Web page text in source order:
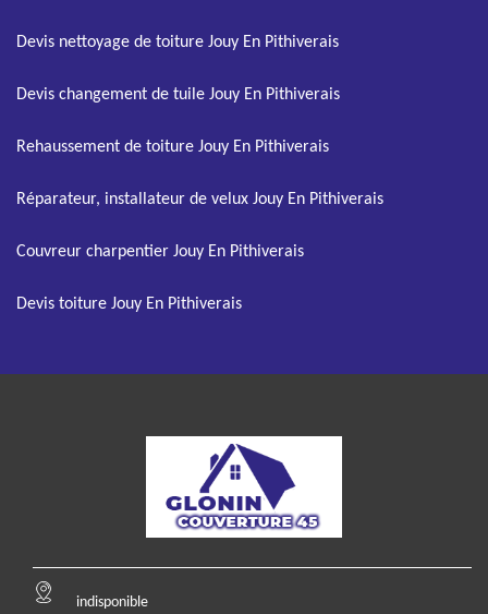
Devis nettoyage de toiture Jouy En Pithiverais
Devis changement de tuile Jouy En Pithiverais
Rehaussement de toiture Jouy En Pithiverais
Réparateur, installateur de velux Jouy En Pithiverais
Couvreur charpentier Jouy En Pithiverais
Devis toiture Jouy En Pithiverais
indisponible